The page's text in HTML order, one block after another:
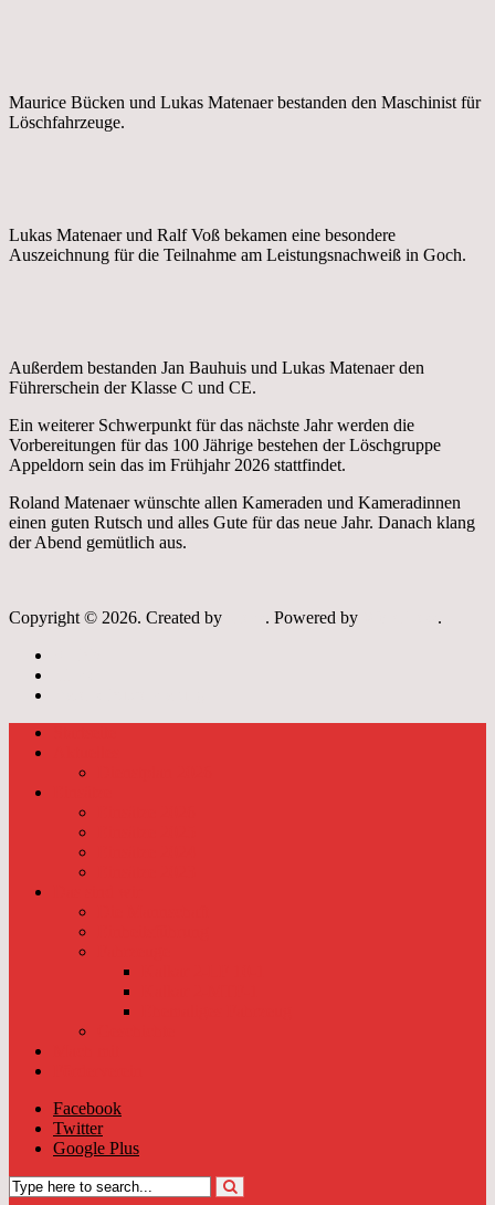
Maurice Bücken und Lukas Matenaer bestanden den Maschinist für
Löschfahrzeuge.
Lukas Matenaer und Ralf Voß bekamen eine besondere
Auszeichnung für die Teilnahme am Leistungsnachweiß in Goch.
Außerdem bestanden Jan Bauhuis und Lukas Matenaer den
Führerschein der Klasse C und CE.
Ein weiterer Schwerpunkt für das nächste Jahr werden die
Vorbereitungen für das 100 Jährige bestehen der Löschgruppe
Appeldorn sein das im Frühjahr 2026 stattfindet.
Roland Matenaer wünschte allen Kameraden und Kameradinnen
einen guten Rutsch und alles Gute für das neue Jahr. Danach klang
der Abend gemütlich aus.
Copyright © 2026. Created by . Powered by
.
Facebook
Twitter
Google Plus